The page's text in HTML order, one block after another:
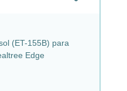
(ET-155B) para
Edge